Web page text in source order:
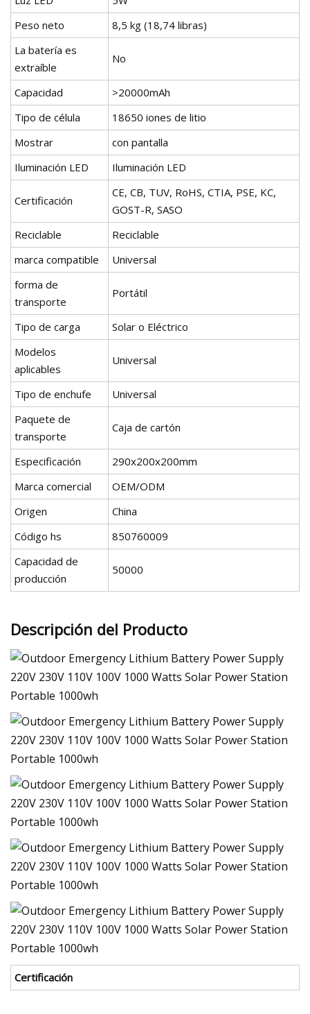
Peso neto
8,5 kg (18,74 libras)
La batería es
extraíble
No
Capacidad
>20000mAh
Tipo de célula
18650 iones de litio
Mostrar
con pantalla
Iluminación LED
Iluminación LED
Certificación
CE, CB, TUV, RoHS, CTIA, PSE, KC,
GOST-R, SASO
Reciclable
Reciclable
marca compatible
Universal
forma de
transporte
Portátil
Tipo de carga
Solar o Eléctrico
Modelos
aplicables
Universal
Tipo de enchufe
Universal
Paquete de
transporte
Caja de cartón
Especificación
290x200x200mm
Marca comercial
OEM/ODM
Origen
China
Código hs
850760009
Capacidad de
producción
50000
Descripción del Producto
Certificación